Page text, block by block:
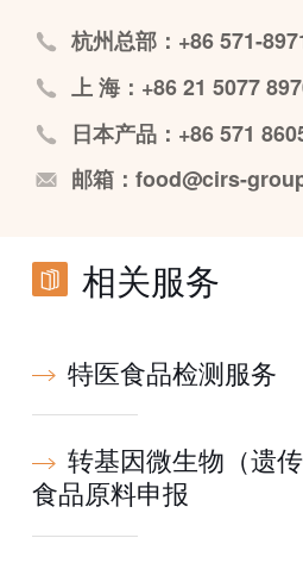
杭州总部：+86 571-
上 海：+86 21 5077
日本产品：+86 571
邮箱：food@cirs-
相关服务
特医食品检测服务
转基因微生物（遗
食品原料申报